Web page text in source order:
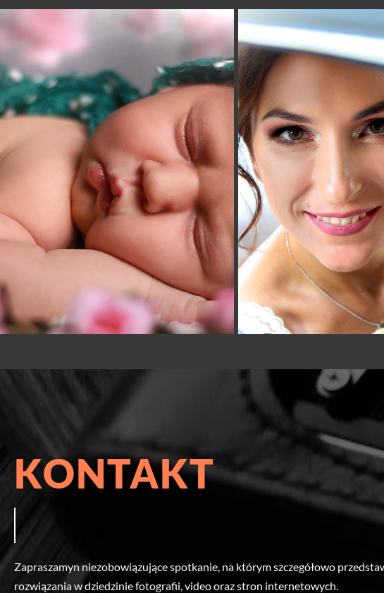
KONTAKT
Zapraszamyn niezobowiązujące spotkanie, na którym szczegółowo
rozwiązania w dziedzinie fotografii, video oraz stron internetowych.